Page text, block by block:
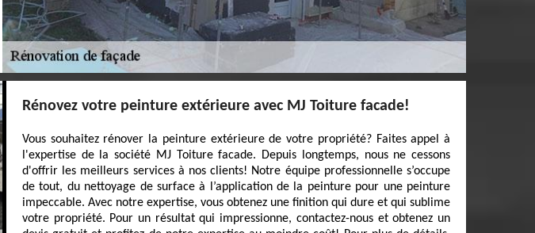
Rénovez votre peinture extérieure avec MJ Toiture facade!
Vous souhaitez rénover la peinture extérieure de votre propriété? Faites appel à
l'expertise de la société MJ Toiture facade. Depuis longtemps, nous ne cessons
d'offrir les meilleurs services à nos clients! Notre équipe professionnelle s’occupe
de tout, du nettoyage de surface à l’application de la peinture pour une peinture
impeccable. Avec notre expertise, vous obtenez une finition qui dure et qui sublime
votre propriété. Pour un résultat qui impressionne, contactez-nous et obtenez un